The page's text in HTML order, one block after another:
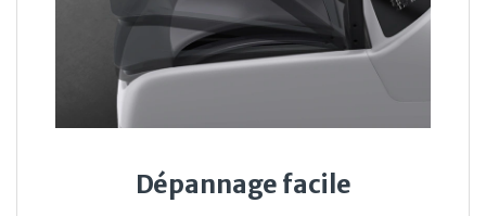
Dépannage facile